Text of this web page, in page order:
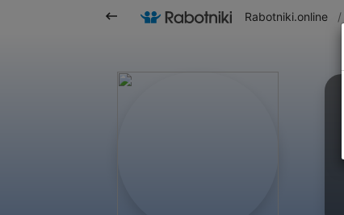
Rabotniki.online /